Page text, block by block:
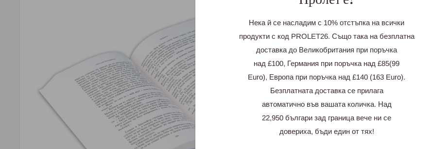
Нека й се насладим с 10% отстъпка на всички
продукти с код PROLET26. Също така на безплатна
доставка до Великобритания при поръчка
над £100, Германия при поръчка над £85(99
Euro), Европа при поръчка над £140 (163 Euro).
Безплатната доставка се прилага
автоматично във вашата количка. Над
22,950 българи зад граница вече ни се
довериха, бъди един от тях!